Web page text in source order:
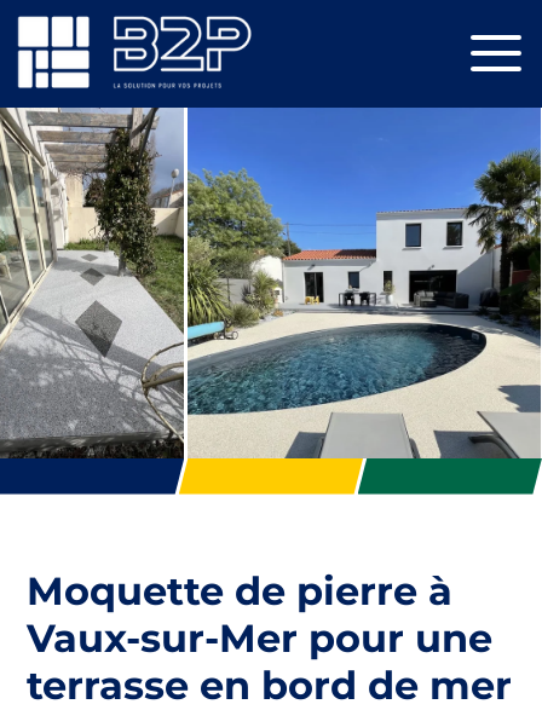
Moquette de pierre à
Vaux-sur-Mer pour une
terrasse en bord de mer